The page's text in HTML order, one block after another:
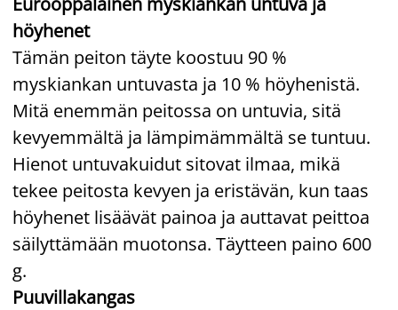
höyhenet
Tämän peiton täyte koostuu 90 %
myskiankan untuvasta ja 10 % höyhenistä.
Mitä enemmän peitossa on untuvia, sitä
kevyemmältä ja lämpimämmältä se tuntuu.
Hienot untuvakuidut sitovat ilmaa, mikä
tekee peitosta kevyen ja eristävän, kun taas
höyhenet lisäävät painoa ja auttavat peittoa
säilyttämään muotonsa. Täytteen paino 600
g.
Puuvillakangas